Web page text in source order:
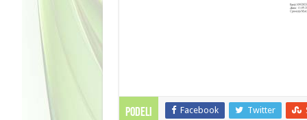
PODELI Facebook Twitter